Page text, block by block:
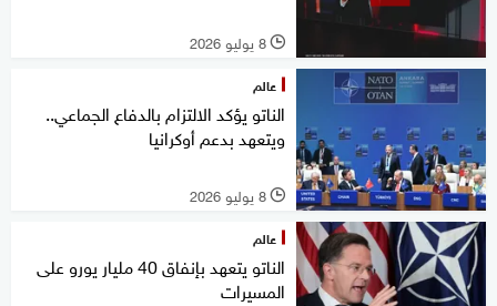
l 8 يوليو 2026
عالم
الناتو يؤكد الالتزام بالدفاع الجماعي..
ويتعهد بدعم أوكرانيا
l 8 يوليو 2026
عالم
الناتو يتعهد بإنفاق 40 مليار يورو على
المسيرات